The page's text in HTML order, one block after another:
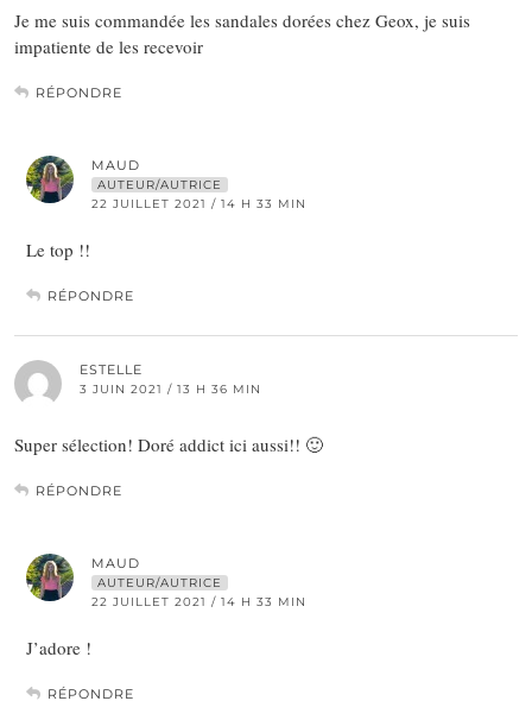
Je me suis commandée les sandales dorées chez Geox, je suis
impatiente de les recevoir
RÉPONDRE
MAUD
AUTEUR/AUTRICE
22 JUILLET 2021 / 14 H 33 MIN
Le top !!
RÉPONDRE
ESTELLE
3 JUIN 2021 / 13 H 36 MIN
Super sélection! Doré addict ici aussi!! 🙂
RÉPONDRE
MAUD
AUTEUR/AUTRICE
22 JUILLET 2021 / 14 H 33 MIN
J’adore !
RÉPONDRE